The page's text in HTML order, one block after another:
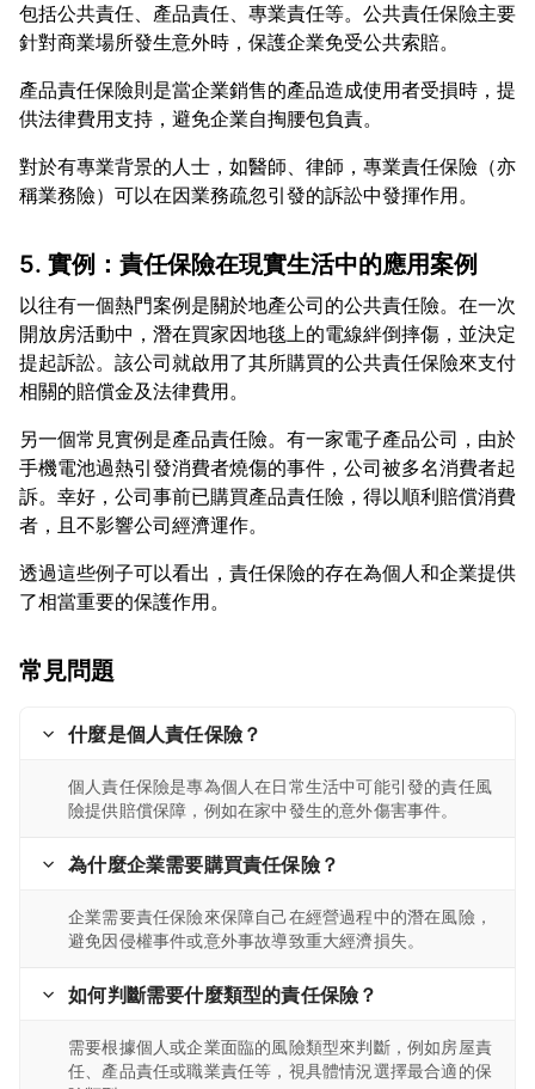
包括公共責任、產品責任、專業責任等。公共責任保險主要
產品責任保險則是當企業銷售的產品造成使用者受損時，提
對於有專業背景的人士，如醫師、律師，專業責任保險（亦
5. 實例：責任保險在現實生活中的應用案例
以往有一個熱門案例是關於地產公司的公共責任險。在一次
開放房活動中，潛在買家因地毯上的電線絆倒摔傷，並決定
提起訴訟。該公司就啟用了其所購買的公共責任保險來支付
另一個常見實例是產品責任險。有一家電子產品公司，由於
手機電池過熱引發消費者燒傷的事件，公司被多名消費者起
訴。幸好，公司事前已購買產品責任險，得以順利賠償消費
透過這些例子可以看出，責任保險的存在為個人和企業提供
常見問題
什麼是個人責任保險？
個人責任保險是專為個人在日常生活中可能引發的責任風
險提供賠償保障，例如在家中發生的意外傷害事件。
為什麼企業需要購買責任保險？
企業需要責任保險來保障自己在經營過程中的潛在風險，
避免因侵權事件或意外事故導致重大經濟損失。
如何判斷需要什麼類型的責任保險？
需要根據個人或企業面臨的風險類型來判斷，例如房屋責
任、產品責任或職業責任等，視具體情況選擇最合適的保